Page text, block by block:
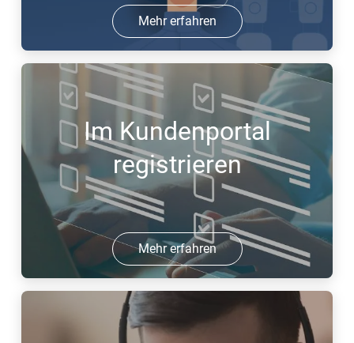
Mehr erfahren
Im Kundenportal
registrieren
Mehr erfahren